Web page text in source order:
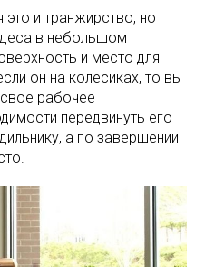
и транжирство, но
в небольшом
и место для
он на колесиках, то вы
рабочее
передвинуть его
а по завершении